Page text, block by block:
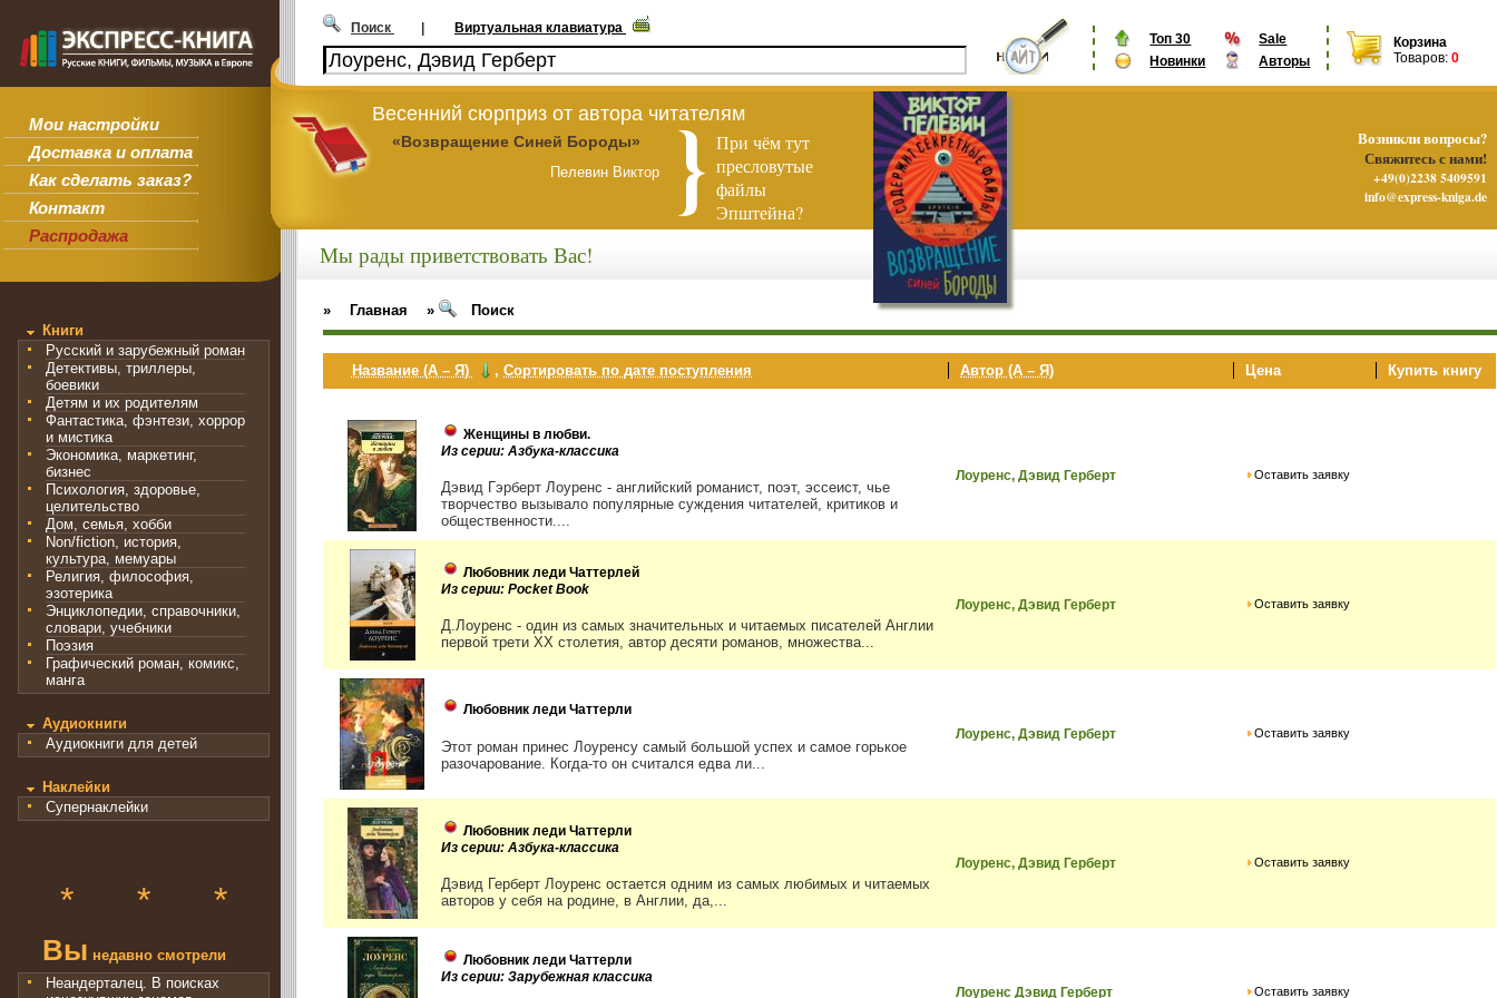
Мои настройки
Доставка и оплата
Как сделать заказ?
Контакт
Распродажа
Топ 30
Sale
Новинки
Авторы
Корзина
Товаров: 0
Поиск | Виртуальная клавиатура
Весенний сюрприз от автора читателям
«Возвращение Синей Бороды»
Пелевин Виктор
При чём тут
пресловутые
файлы
Эпштейна?
Книги
Русский и зарубежный роман
Детективы, триллеры,
боевики
Детям и их родителям
Фантастика, фэнтези, хоррор
и мистика
Экономика, маркетинг,
бизнес
Психология, здоровье,
целительство
Дом, семья, хобби
Non/fiction, история,
культура, мемуары
Религия, философия,
эзотерика
Энциклопедии, справочники,
словари, учебники
Поэзия
Графический роман, комикс,
манга
Аудиокниги
Аудиокниги для детей
Наклейки
Супернаклейки
* * *
Вы недавно смотрели
Неандерталец. В поисках
Мы рады приветствовать Вас!
» Главная » Поиск
Название (А – Я) ,Сортировать по дате поступления Автор (А – Я) Цена Купить книгу
Женщины в любви.
Из серии: Азбука-классика
Дэвид Гэрберт Лоуренс - английский романист, поэт, эссеист, чье
творчество вызывало популярные суждения читателей, критиков и
общественности....
Лоуренс, Дэвид Герберт Оставить заявку
Любовник леди Чаттерлей
Из серии: Pocket Book
Д.Лоуренс - один из самых значительных и читаемых писателей Англии
первой трети XX столетия, автор десяти романов, множества...
Лоуренс, Дэвид Герберт Оставить заявку
Любовник леди Чаттерли
Этот роман принес Лоуренсу самый большой успех и самое горькое
разочарование. Когда-то он считался едва ли...
Лоуренс, Дэвид Герберт Оставить заявку
Любовник леди Чаттерли
Из серии: Азбука-классика
Дэвид Герберт Лоуренс остается одним из самых любимых и читаемых
авторов у себя на родине, в Англии, да,...
Лоуренс, Дэвид Герберт Оставить заявку
Любовник леди Чаттерли
Из серии: Зарубежная классика
Лоуренс Дэвид Герберт Оставить заявку
Возникли вопросы?
Свяжитесь с нами!
+49(0)2238 5409591
info@express-kniga.de